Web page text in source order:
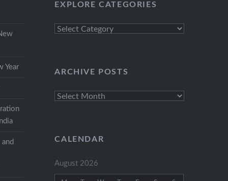
Year
EXPLORE CATEGORIES
Explore
ARCHIVE POSTS
Archive
CALENDAR
August 2026